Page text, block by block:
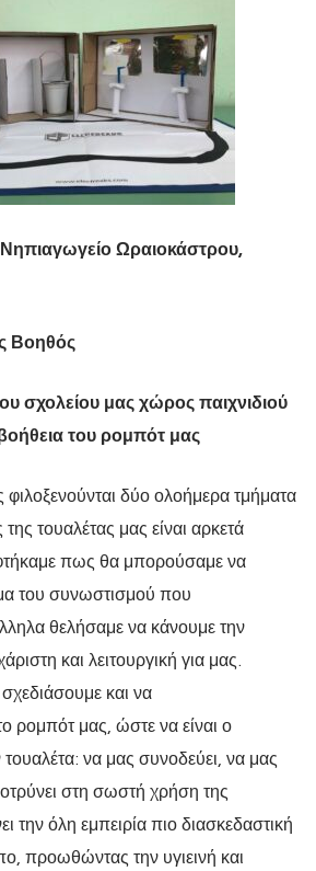
Νηπιαγωγείο Ωραιοκάστρου,
Βοηθός
σχολείου μας χώρος παιχνιδιού
του ρομπότ μας
δύο ολοήμερα τμήματα
τουαλέτας μας είναι αρκετά
πως θα μπορούσαμε να
του συνωστισμού που
θελήσαμε να κάνουμε την
και λειτουργική για μας.
και να
ρομπότ μας, ώστε να είναι ο
να μας συνοδεύει, να μας
στη σωστή χρήση της
την όλη εμπειρία πιο διασκεδαστική
προωθώντας την υγιεινή και